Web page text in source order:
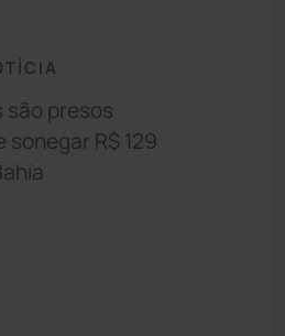
são presos
R$ 129